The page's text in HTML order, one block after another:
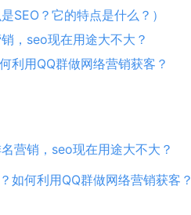
SEO？它的特点是什么？）
，seo现在用途大不大？
利用QQ群做网络营销获客？
营销，seo现在用途大不大？
如何利用QQ群做网络营销获客？